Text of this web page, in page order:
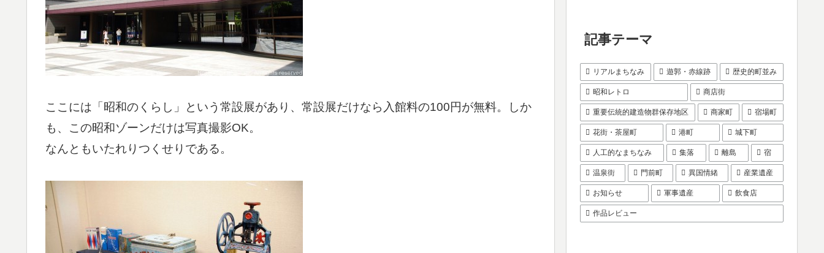
ここには「昭和のくらし」という常設展があり、常設展だけなら入館料の100円が無料。しか
も、この昭和ゾーンだけは写真撮影OK。
なんともいたれりつくせりである。
記事テーマ
リアルまちなみ 遊郭・赤線跡 歴史的町並み
昭和レトロ 商店街
重要伝統的建造物群保存地区 商家町 宿場町
花街・茶屋町 港町 城下町
人工的なまちなみ 集落 離島 宿
温泉街 門前町 異国情緒 産業遺産
お知らせ 軍事遺産 飲食店
作品レビュー